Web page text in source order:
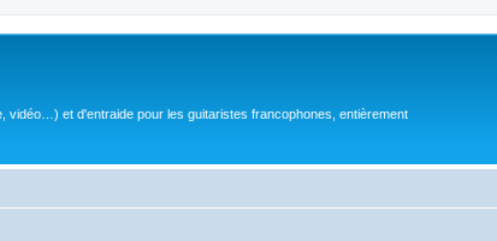
vidéo…) et d'entraide pour les guitaristes francophones, entièrement